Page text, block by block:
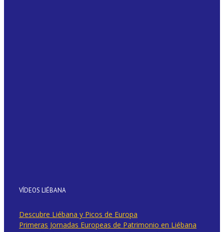
VÍDEOS LIÉBANA
Descubre Liébana y Picos de Europa
Primeras Jornadas Europeas de Patrimonio en Liébana